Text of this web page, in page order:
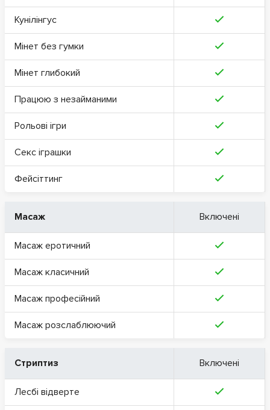
Кунілінгус
Мінет без гумки
Мінет глибокий
Працюю з незайманими
Рольові ігри
Секс іграшки
Фейсіттинг
Масаж Включені
Масаж еротичний
Масаж класичний
Масаж професійний
Масаж розслаблюючий
Стриптиз Включені
Лесбі відверте